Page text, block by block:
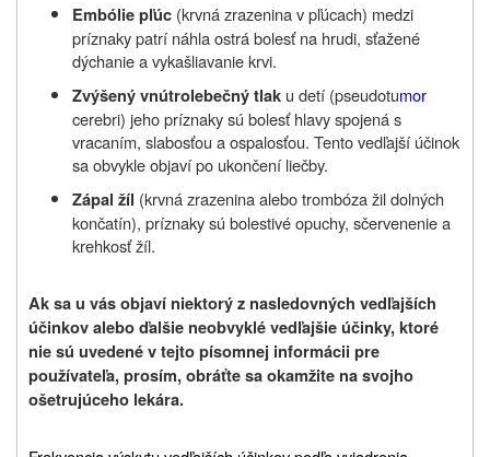
Embólie pľúc (krvná zrazenina v pľúcach) medzi
príznaky patrí náhla ostrá bolesť na hrudi, sťažené
dýchanie a vykašliavanie krvi.
Zvýšený vnútrolebečný tlak u detí (pseudotumor
cerebri) jeho príznaky sú bolesť hlavy spojená s
vracaním, slabosťou a ospalosťou. Tento vedľajší účinok
sa obvykle objaví po ukončení liečby.
Zápal žíl (krvná zrazenina alebo trombóza žil dolných
končatín), príznaky sú bolestivé opuchy, sčervenenie a
krehkosť žíl.
Ak sa u vás objaví niektorý z nasledovných vedľajších
účinkov alebo ďalšie neobvyklé vedľajšie účinky, ktoré
nie sú uvedené v tejto písomnej informácii pre
používateľa, prosím, obráťte sa okamžite na svojho
ošetrujúceho lekára.